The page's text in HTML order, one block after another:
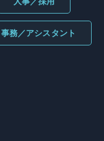
事務／アシスタント